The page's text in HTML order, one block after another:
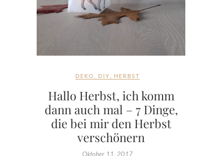
DEKO DIY HERBST
Hallo Herbst, ich komm
dann auch mal – 7 Dinge,
die bei mir den Herbst
verschönern
Oktober 11, 2017